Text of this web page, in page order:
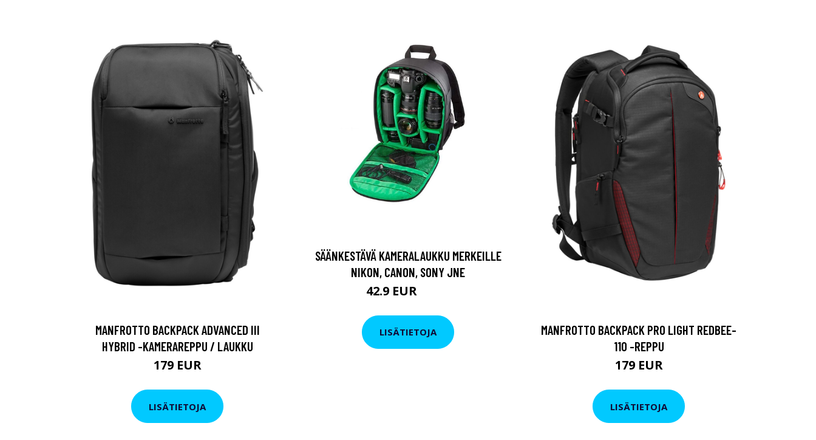
MANFROTTO BACKPACK ADVANCED III
HYBRID -KAMERAREPPU / LAUKKU
179 EUR
LISÄTIETOJA
SÄÄNKESTÄVÄ KAMERALAUKKU MERKEILLE
NIKON, CANON, SONY JNE
42.9 EUR
LISÄTIETOJA
MANFROTTO BACKPACK PRO LIGHT REDBEE-
110 -REPPU
179 EUR
LISÄTIETOJA